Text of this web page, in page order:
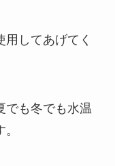
してあげてく
でも冬でも水温